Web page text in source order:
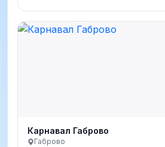
Карнавал Габрово
Габрово